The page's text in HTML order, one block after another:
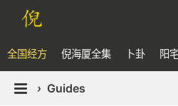
全国经方 倪海厦全集 卜卦 阳
› Guides